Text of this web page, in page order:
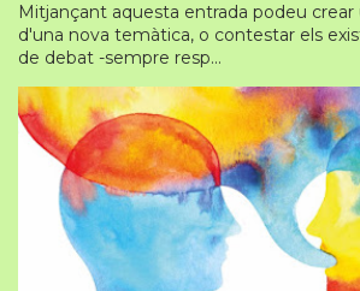
Mitjançant aquesta entrada podeu
d'una nova temàtica, o contestar els
de debat -sempre resp...